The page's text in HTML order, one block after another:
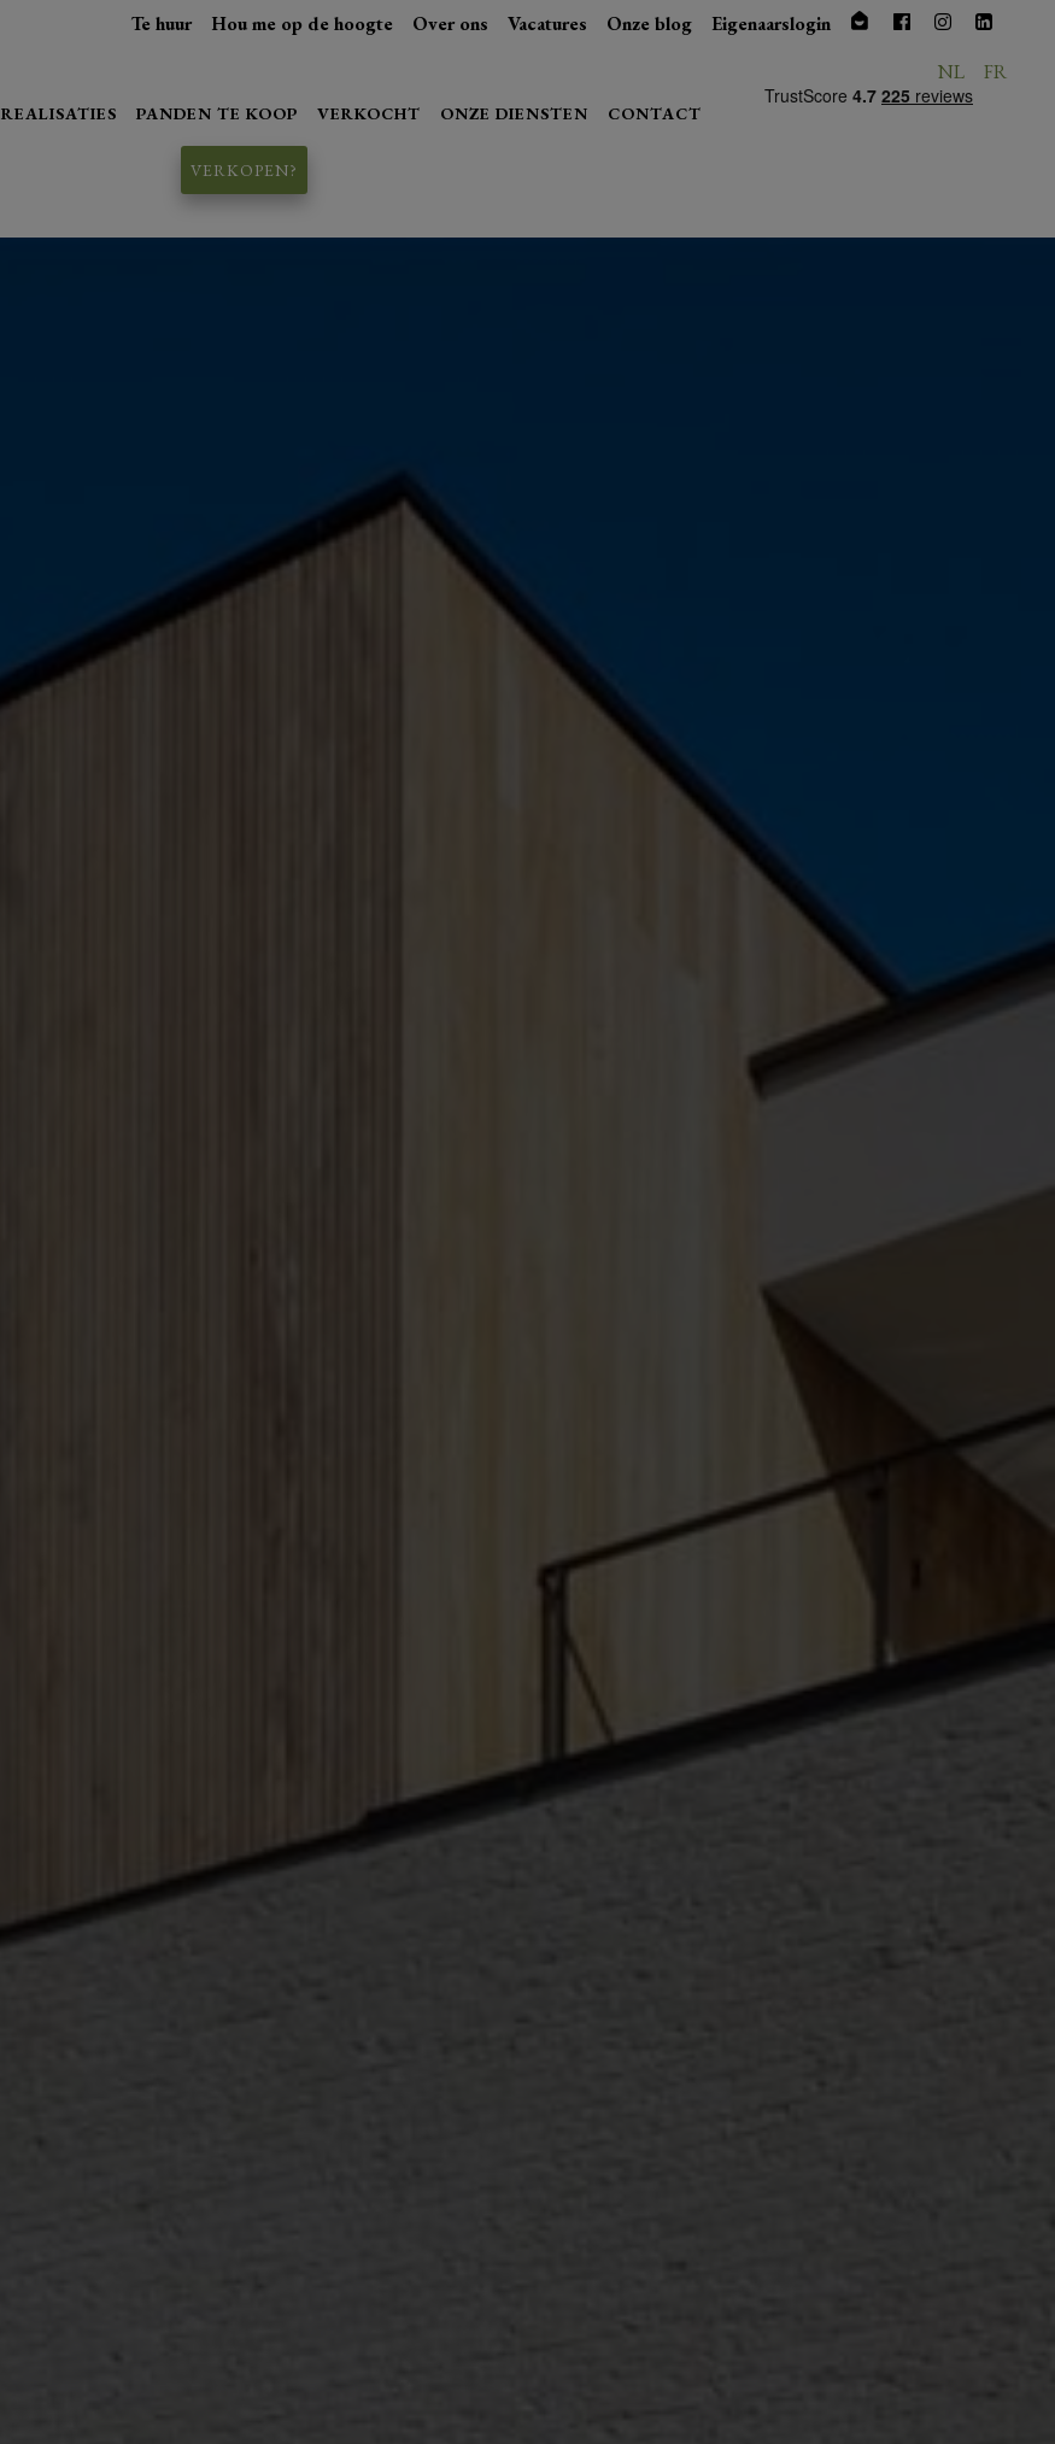
Te huur Hou me op de hoogte Over ons Vacatures Onze blog Eigenaarslogin
REALISATIES PANDEN TE KOOP VERKOCHT ONZE DIENSTEN CONTACT
VERKOPEN?
NL FR